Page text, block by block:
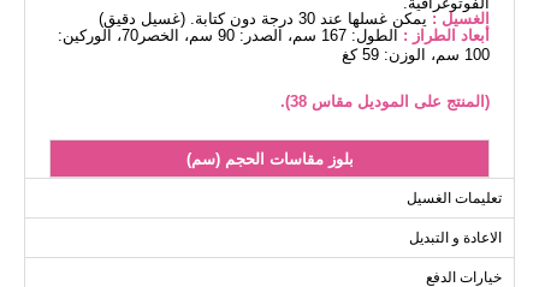
الغسيل : يمكن غسلها عند 30 درجة دون كتابة. (غسيل دقيق)
أبعاد الطراز :
الطول: 167 سم، الصدر: 90 سم، الخصر70، الوركين:
100 سم، الوزن: 59 كغ
(المنتج على الموديل مقاس 38).
بلوز مقاسات الحجم (سم)
الحجم
40
102
107
تعليمات الغسيل
الاعادة و التبديل
خيارات الدفع